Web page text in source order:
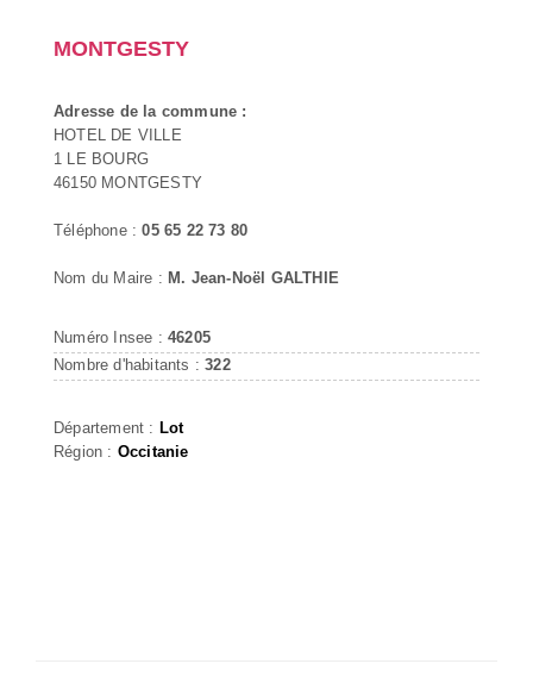
MONTGESTY
Adresse de la commune :
HOTEL DE VILLE
1 LE BOURG
46150 MONTGESTY
Téléphone :05 65 22 73 80
Nom du Maire : M. Jean-Noël GALTHIE
Numéro Insee : 46205
Nombre d'habitants :322
Département : Lot
Région : Occitanie